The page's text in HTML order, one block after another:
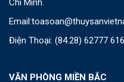
Chí Minh.
Email:
Điện Thoại: (84.28) 62777 616
VĂN PHÒNG MIỀN BẮC